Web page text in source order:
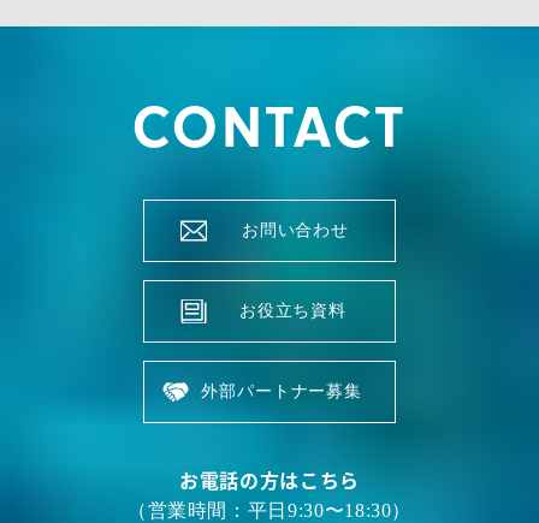
CONTACT
お問い合わせ
お役立ち資料
外部パートナー募集
お電話の方はこちら
（営業時間：平日9:30〜18:30）